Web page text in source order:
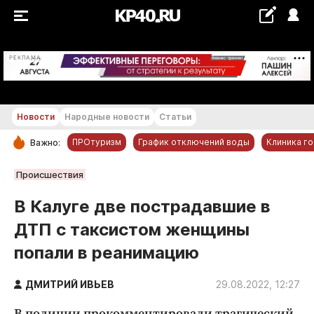
РЕКЛАМА +11...+12 °С
РУБРИКИ
Новости компаний
Статьи
Народные новости
Авто и транспорт
Новости Народные новости Статьи
Важно: ПРОтуризм График отключений воды Клиника
Происшествия
В Калуге две пострадавшие в
ДТП с таксистом женщины
попали в реанимацию
ДМИТРИЙ ИВЬЕВ 29.08.2022, 12:27